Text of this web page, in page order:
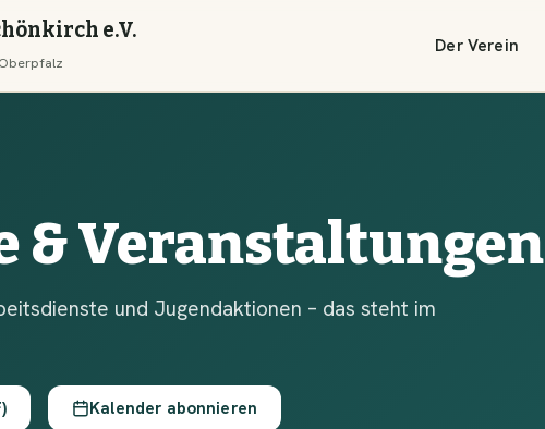
e.V.
Der Verein
& Veranstaltungen
und Jugendaktionen – das steht im
Kalender abonnieren